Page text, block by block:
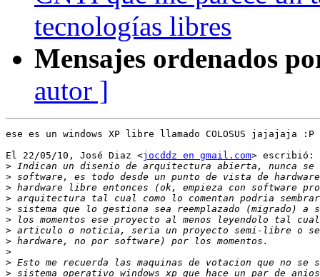
tecnologías libres
Mensajes ordenados
autor ]
ese es un windows XP libre llamado COLOSUS jajajaja :P
El 22/05/10, José Diaz <jocddz en gmail.com> escribió:
>
>
>
>
>
>
>
>
>
>
>